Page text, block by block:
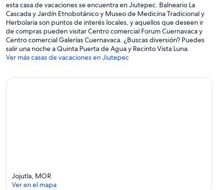
esta casa de vacaciones se encuentra en Jiutepec. Balneario La
Cascada y Jardín Etnobotánico y Museo de Medicina Tradicional y
Herbolaria son puntos de interés locales, y aquellos que deseen ir
de compras pueden visitar Centro comercial Forum Cuernavaca y
Centro comercial Galerías Cuernavaca. ¿Buscas diversión? Puedes
salir una noche a Quinta Puerta de Agua y Recinto Vista Luna.
Ver más casas de vacaciones en Jiutepec
Jojutla, MOR
Ver en el mapa